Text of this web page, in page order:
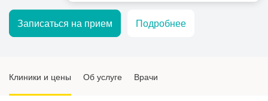
Прием оториноларинголога
Прием дерматолога
Прием офтальмолога
Прием уролога
Записаться на прием Подробнее
Клиники и цены Об услуге Врачи